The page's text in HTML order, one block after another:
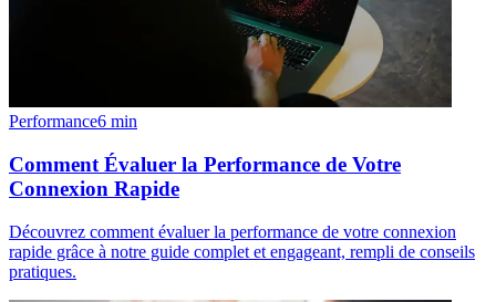
Performance6 min
Comment Évaluer la Performance de Votre
Connexion Rapide
Découvrez comment évaluer la performance de votre connexion
rapide grâce à notre guide complet et engageant, rempli de conseils
pratiques.